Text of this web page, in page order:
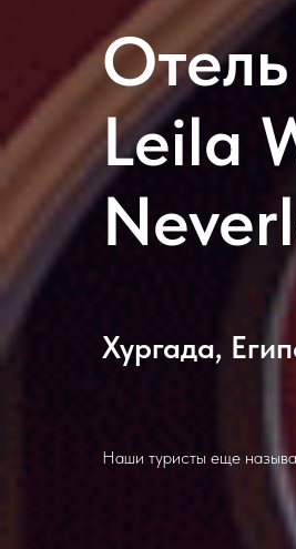
Leila
Хургада,
Наши туристы еще